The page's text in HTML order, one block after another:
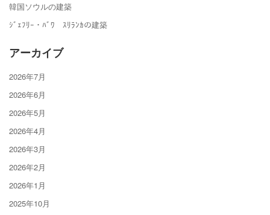
韓国ソウルの建築
ｼﾞｪﾌﾘｰ・ﾊﾞﾜ ｽﾘﾗﾝｶの建築
アーカイブ
2026年7月
2026年6月
2026年5月
2026年4月
2026年3月
2026年2月
2026年1月
2025年10月